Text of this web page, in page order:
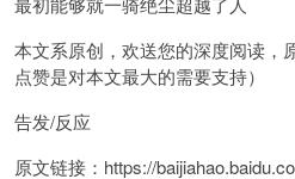
本文系原创，欢送您的深度阅读，
点赞是对本文最大的需要支持）
告发/反应
原文链接：https://